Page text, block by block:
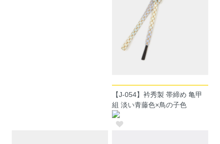
【J-054】衿秀製 帯締め 亀甲
組 淡い青藤色×鳥の子色